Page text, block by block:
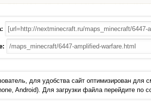
для удобства сайт оптимизирован для
Android). Для загрузки файла перейдите по